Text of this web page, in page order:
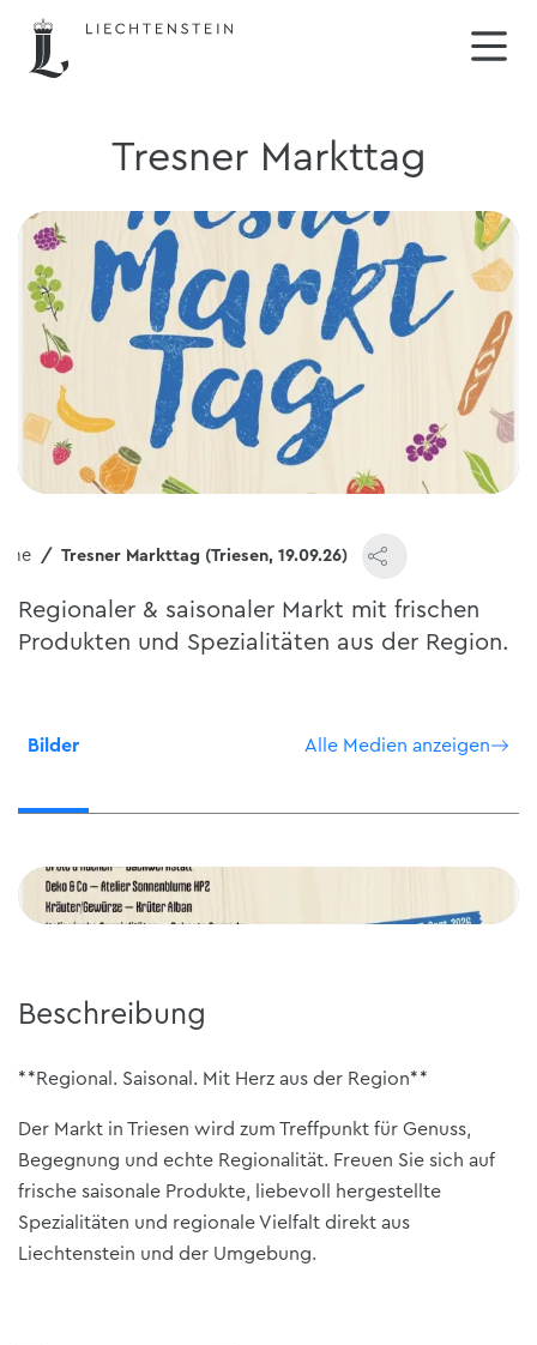
Tresner Markttag
Tresner Markttag (Triesen, 19.09.26)
Regionaler & saisonaler Markt mit frischen
Produkten und Spezialitäten aus der Region.
Bilder Alle Medien anzeigen
Beschreibung
**Regional. Saisonal. Mit Herz aus der Region**
Der Markt in Triesen wird zum Treffpunkt für Genuss,
Begegnung und echte Regionalität. Freuen Sie sich auf
frische saisonale Produkte, liebevoll hergestellte
Spezialitäten und regionale Vielfalt direkt aus
Liechtenstein und der Umgebung.